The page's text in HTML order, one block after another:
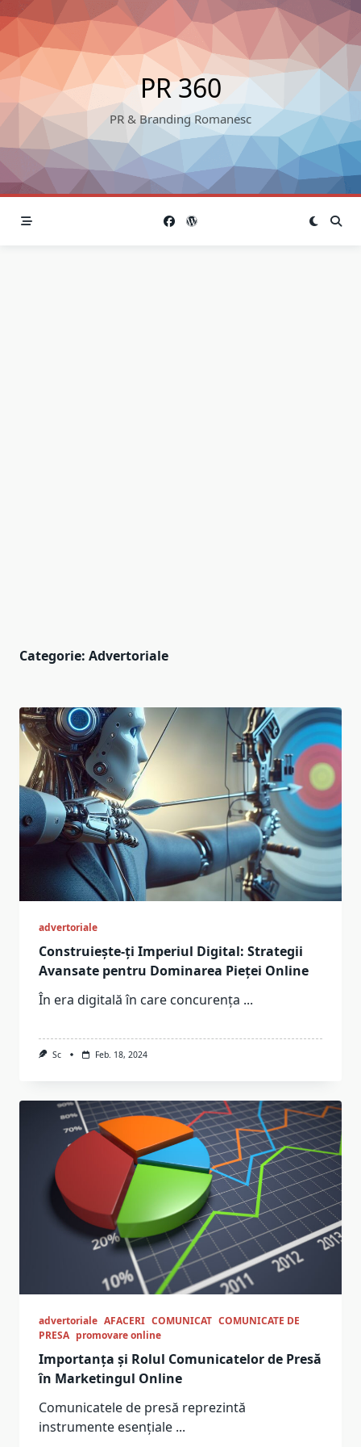
Skip
to
content
PR 360
PR & Branding Romanesc
Categorie: Advertoriale
advertoriale
Construiește-ți Imperiul Digital: Strategii
Avansate pentru Dominarea Pieței Online
În era digitală în care concurența ...
Sc Feb. 18, 2024
advertoriale AFACERI COMUNICAT COMUNICATE DE
PRESA promovare online
Importanța și Rolul Comunicatelor de Presă
în Marketingul Online
Comunicatele de presă reprezintă
instrumente esențiale ...